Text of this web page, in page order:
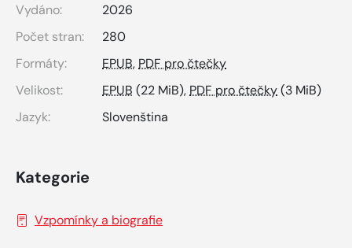
Vydáno:
2026
Počet stran:
280
Formáty:
EPUB, PDF pro čtečky
Velikost:
EPUB (22 MiB), PDF pro čtečky(3 MiB)
Jazyk:
Slovenština
Kategorie
Vzpomínky a biografie